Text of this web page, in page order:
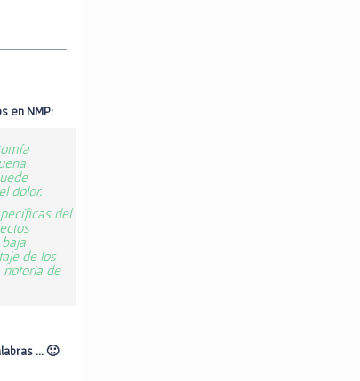
en NMP:
dolor.
del
de los
de
… 🙂